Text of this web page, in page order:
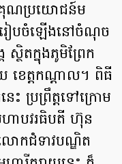
នគុណប្រយោជន៍ម
រៀបចំឡើងនៅចំណុច​
ស្ថិតក្នុងភូមិព្រែក
ខេត្តកណ្តាល។ ពិធី
ះ ប្រព្រឹត្តទៅក្រោម
ហាបវរធិបតី ហ៊ុន
លោកជំទាវបណ្ឌិត